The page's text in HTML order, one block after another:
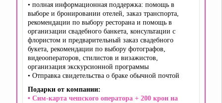
• полная информационная поддержка: помощь в
выборе и бронировании отелей, заказ транспорта,
рекомендации по выбору ресторана и помощь в
организации свадебного банкета, консультации с
флористом и предварительный заказ свадебного
букета, рекомендации по выбору фотографов,
видеооператоров, стилистов и визажистов,
организация экскурсионной программы
• Отправка свидетельства о браке обычной почтой
Подарки от компании:
• Сим-карта чешского оператора + 200 крон на